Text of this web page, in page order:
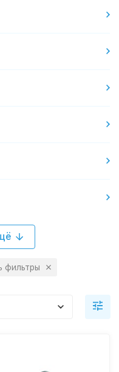
фильтры